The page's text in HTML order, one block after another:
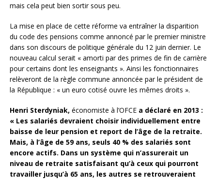
mais cela peut bien sortir sous peu.
La mise en place de cette réforme va entraîner la disparition
du code des pensions comme annoncé par le premier ministre
dans son discours de politique générale du 12 juin dernier. Le
nouveau calcul serait « amorti par des primes de fin de carrière
pour certains dont les enseignants ». Ainsi les fonctionnaires
relèveront de la règle commune annoncée par le président de
la République : « un euro cotisé ouvre les mêmes droits ».
Henri Sterdyniak, économiste à l’OFCE a déclaré en 2013 :
« Les salariés devraient choisir individuellement entre
baisse de leur pension et report de l’âge de la retraite.
Mais, à l’âge de 59 ans, seuls 40 % des salariés sont
encore actifs. Dans un système qui n’assurerait un
niveau de retraite satisfaisant qu’à ceux qui pourront
travailler jusqu’à 65 ans, les autres se retrouveraient